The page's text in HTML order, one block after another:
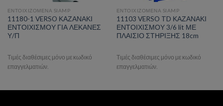
ΕΝΤΟΙΧΙΖΟΜΕΝΑ SIAMP
11180-1 VERSO ΚΑΖΑΝΑΚΙ
ΕΝΤΟΙΧΙΣΜΟΥ ΓΙΑ ΛΕΚΑΝΕΣ
Υ/Π
Τιμές διαθέσιμες μόνο με κωδικό
επαγγελματιών.
ΕΝΤΟΙΧΙΖΟΜΕΝΑ SIAMP
11103 VERSO TD ΚΑΖΑΝΑΚΙ
ΕΝΤΟΙΧΙΣΜΟΥ 3/6 lit ΜΕ
ΠΛΑΙΣΙΟ ΣΤΗΡΙΞΗΣ 18cm
Τιμές διαθέσιμες μόνο με κωδικό
επαγγελματιών.